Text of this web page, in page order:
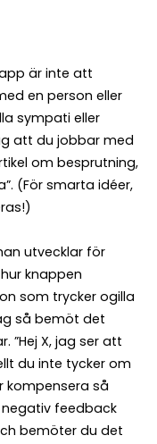
är inte att
en person eller
sympati eller
att du jobbar med
om besprutning,
(För smarta idéer,
utvecklar för
knappen
som trycker ogilla
så bemöt det
”Hej X, jag ser att
du inte tycker om
kompensera så
feedback
bemöter du det